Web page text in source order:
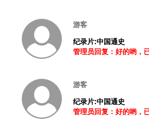
游客
纪录片:中国通史
管理员回复：好的哟，
游客
纪录片:中国通史
管理员回复：好的哟，